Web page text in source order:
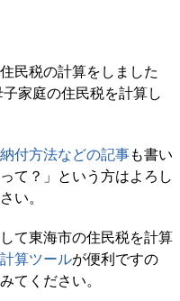
民税の計算をしました
家庭の住民税を計算し
付方法などの記事も書い
て？」という方はよろし
い。
て東海市の住民税を計算
算ツールが便利ですの
てください。